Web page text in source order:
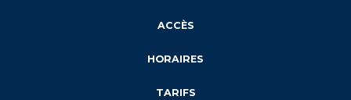
ACCÈS
HORAIRES
TARIFS